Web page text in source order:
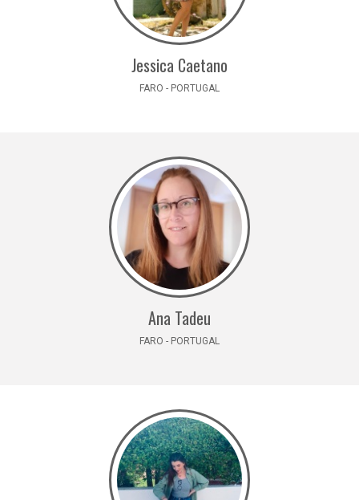
Jessica Caetano
FARO - PORTUGAL
Ana Tadeu
FARO - PORTUGAL